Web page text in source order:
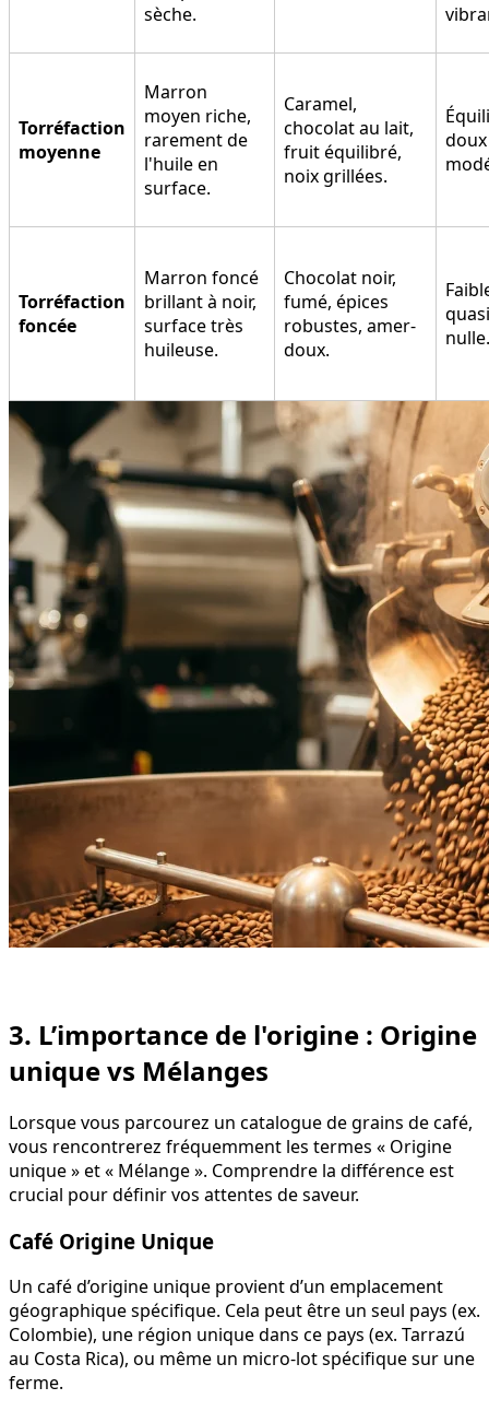
sèche.
Torréfaction
moyenne
Marron
moyen riche,
rarement de
l'huile en
surface.
Caramel,
chocolat au lait,
fruit équilibré,
noix grillées.
Torréfaction
foncée
Marron foncé
brillant à noir,
surface très
huileuse.
Chocolat noir,
fumé, épices
robustes, amer-
doux.
quasi
nulle.
3. L’importance de l'origine : Origine
unique vs Mélanges
Lorsque vous parcourez un catalogue de grains de café,
vous rencontrerez fréquemment les termes « Origine
unique » et « Mélange ». Comprendre la différence est
crucial pour définir vos attentes de saveur.
Café Origine Unique
Un café d’origine unique provient d’un emplacement
géographique spécifique. Cela peut être un seul pays (ex.
Colombie), une région unique dans ce pays (ex. Tarrazú
au Costa Rica), ou même un micro-lot spécifique sur une
ferme.